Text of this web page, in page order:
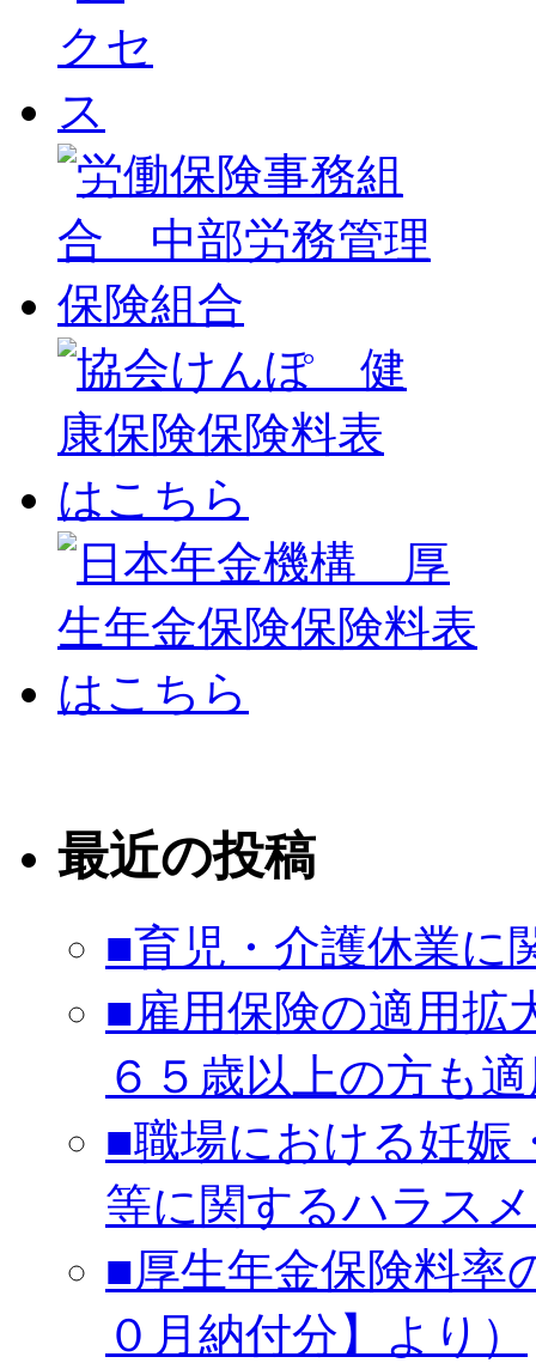
最近の投稿
■育児・介護休業に
■雇用保険の適用拡
６５歳以上の方も
■職場における妊娠
等に関するハラス
■厚生年金保険料率
０月納付分】より）